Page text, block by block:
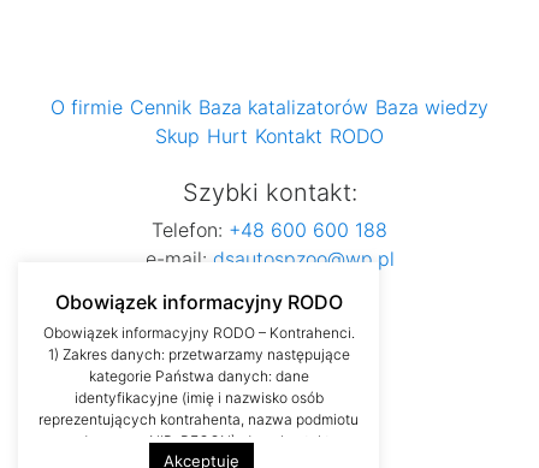
O firmie Cennik Baza katalizatorów Baza wiedzy
Skup Hurt Kontakt RODO
Szybki kontakt:
Telefon: +48 600 600 188
e-mail: dsautospzoo@wp.pl
Obowiązek informacyjny RODO
Obowiązek informacyjny RODO – Kontrahenci.
1) Zakres danych: przetwarzamy następujące
kategorie Państwa danych: dane
identyfikacyjne (imię i nazwisko osób
reprezentujących kontrahenta, nazwa podmiotu
gospodarczego, NIP, REGON), dane kontaktowe
(numer telefonu, adres poczty elektronicznej)
Akceptuję